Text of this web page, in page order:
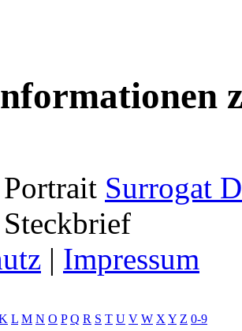
Surrogat
| Impressum
L M N O P Q R S T U V W X Y Z 0-9